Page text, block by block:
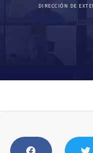
DIRECCIÓN DE